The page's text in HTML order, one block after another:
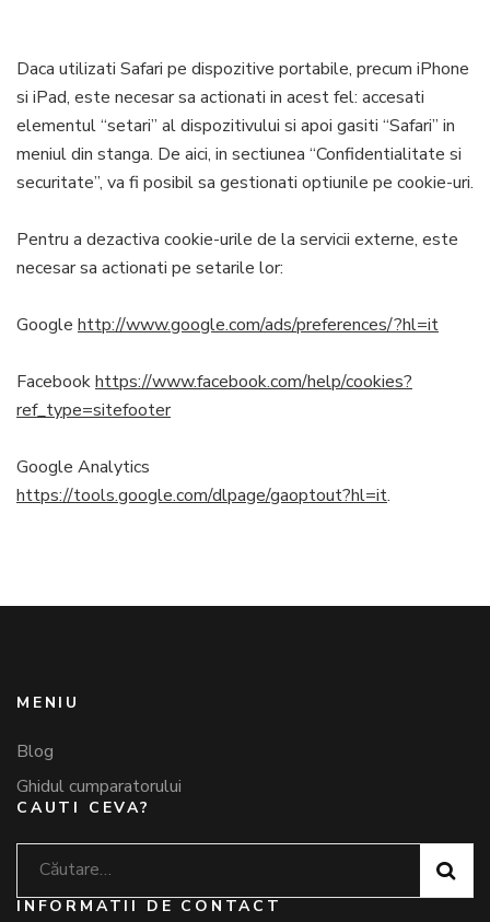
Daca utilizati Safari pe dispozitive portabile, precum iPhone
si iPad, este necesar sa actionati in acest fel: accesati
elementul “setari” al dispozitivului si apoi gasiti “Safari” in
meniul din stanga. De aici, in sectiunea “Confidentialitate si
securitate”, va fi posibil sa gestionati optiunile pe cookie-uri.
Pentru a dezactiva cookie-urile de la servicii externe, este
necesar sa actionati pe setarile lor:
Google http://www.google.com/ads/preferences/?hl=it
Facebookhttps://www.facebook.com/help/cookies?
ref_type=sitefooter
Google Analytics
https://tools.google.com/dlpage/gaoptout?hl=it.
MENIU
Blog
Ghidul cumparatorului
CAUTI CEVA?
Caută
după:
INFORMATII DE CONTACT